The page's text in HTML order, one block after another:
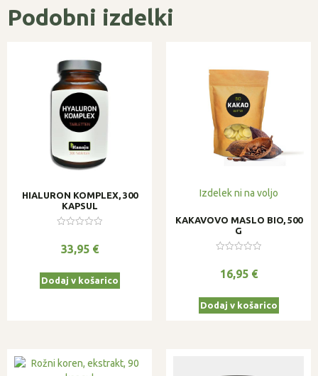
Podobni izdelki
HIALURON KOMPLEX, 300
KAPSUL
od
33,95 €
Dodaj v košarico
Izdelek ni na voljo
KAKAVOVO MASLO BIO, 500
G
od16,95 €
Dodaj v košarico